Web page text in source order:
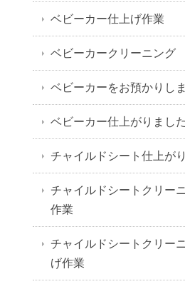
ベビーカー仕上げ作業
ベビーカークリーニング
ベビーカーをお預かりし
ベビーカー仕上がりました
チャイルドシート仕上が
チャイルドシートクリー
作業
チャイルドシートクリー
げ作業